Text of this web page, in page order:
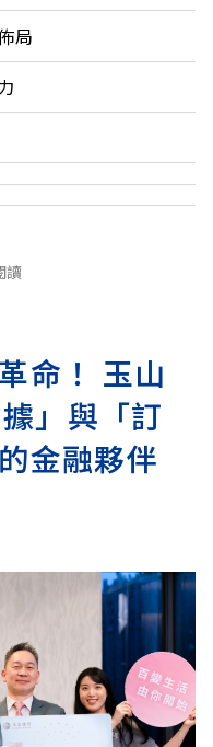
局
讀
命！ 玉山
」與「訂
金融夥伴